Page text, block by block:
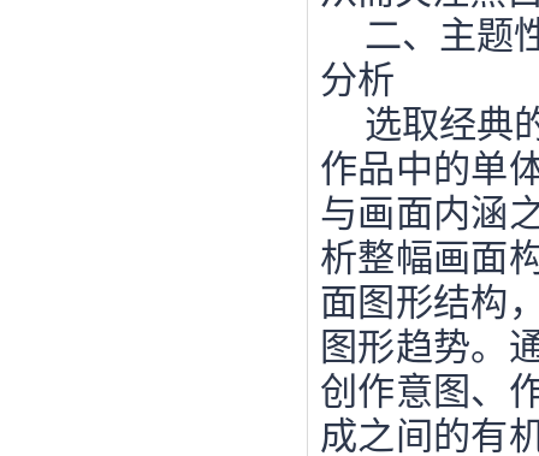
二、主题
分析
选取经典
作品中的单
与画面内涵
析整幅画面
面图形结构
图形趋势。
创作意图、
成之间的有